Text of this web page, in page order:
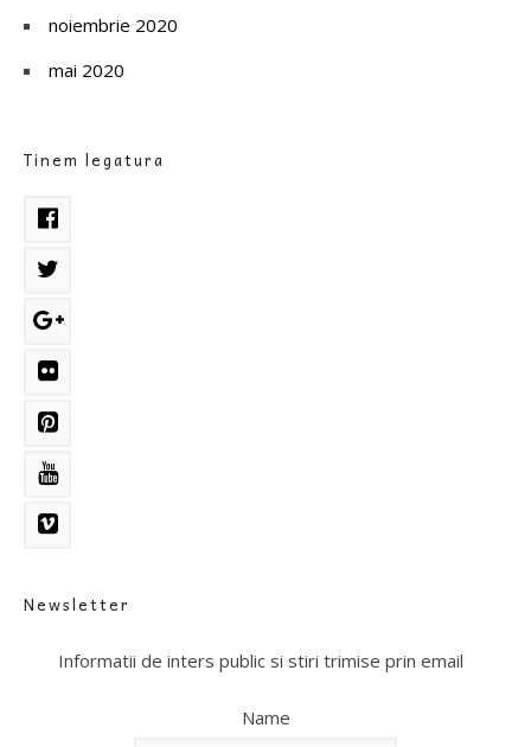
noiembrie 2020
mai 2020
Tinem legatura
Newsletter
Informatii de inters public si stiri trimise prin email
Name